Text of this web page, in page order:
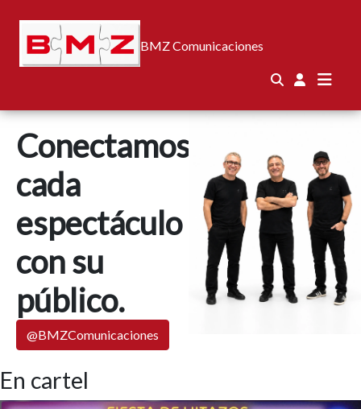
BMZ Comunicaciones
Conectamos
cada
espectáculo
con su
público.
@BMZComunicaciones
En cartel